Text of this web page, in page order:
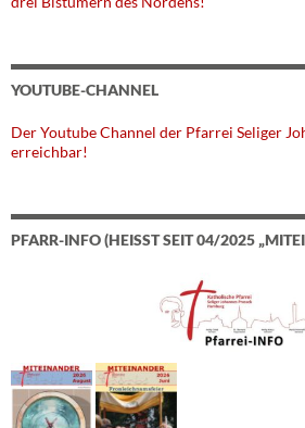
YOUTUBE-CHANNEL
Der Youtube Channel der Pfarrei Seliger
erreichbar!
PFARR-INFO (HEISST SEIT 04/2025